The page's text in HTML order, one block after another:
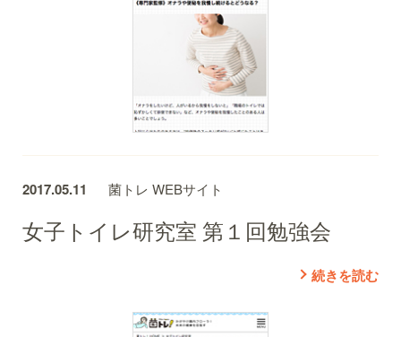
2017.05.11 菌トレ WEBサイト
女子トイレ研究室 第１回勉強会
続きを読む